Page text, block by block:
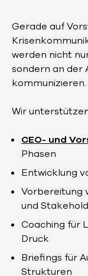
Gerade auf
werden nicht
sondern an der
kommunizieren.
Wir
CEO- und
Phasen
Entwicklung
Vorbereitung
und
Coaching für
Druck
Briefings für
Strukturen